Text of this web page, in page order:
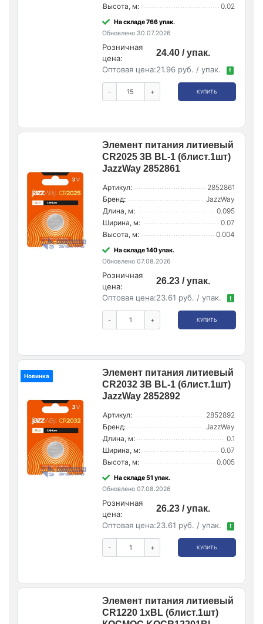
Высота, м:
0.02
На складе 766 упак.
Обновлено 30.07.2026
Розничная
цена:
24.40 / упак.
Оптовая цена:21.96 руб. / упак. !
- + КУПИТЬ
Элемент питания литиевый
CR2025 3В BL-1 (блист.1шт)
JazzWay 2852861
Артикул:
2852861
Бренд:
JazzWay
Длина, м:
0.095
Ширина, м:
0.07
Высота, м:
0.004
На складе 140 упак.
Обновлено 07.08.2026
Розничная
цена:
26.23 / упак.
Оптовая цена:23.61 руб. / упак. !
- + КУПИТЬ
Новинка
Элемент питания литиевый
CR2032 3В BL-1 (блист.1шт)
JazzWay 2852892
Артикул:
2852892
Бренд:
JazzWay
Длина, м:
0.1
Ширина, м:
0.07
Высота, м:
0.005
На складе 51 упак.
Обновлено 07.08.2026
Розничная
цена:
26.23 / упак.
Оптовая цена:23.61 руб. / упак. !
- + КУПИТЬ
Элемент питания литиевый
CR1220 1хBL (блист.1шт)